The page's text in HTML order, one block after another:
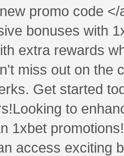
new promo code </
bonuses with
extra rewards
miss out on the
Get started
to
1xbet
access exciting